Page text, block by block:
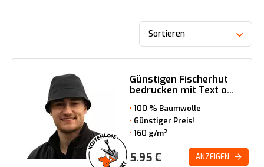
Sortieren
Günstigen Fischerhut
bedrucken mit Text o...
100 % Baumwolle
Günstiger Preis!
160 g/m²
5.95 € ANZEIGEN